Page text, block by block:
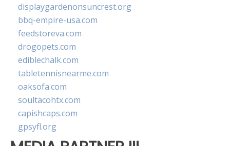
displaygardenonsuncrest.org
bbq-empire-usa.com
feedstoreva.com
drogopets.com
ediblechalk.com
tabletennisnearme.com
oaksofa.com
soultacohtx.com
capishcaps.com
gpsyfl.org